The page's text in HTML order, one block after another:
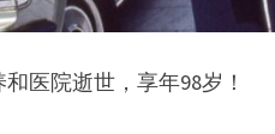
医院逝世，享年98岁！